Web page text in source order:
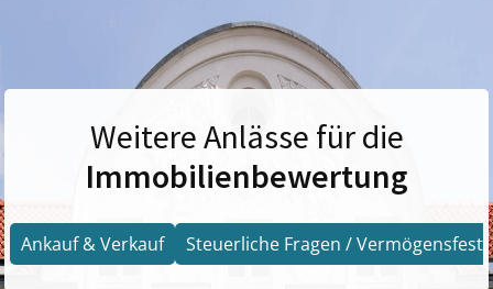
Weitere Anlässe für die
Immobilienbewertung
Ankauf & Verkauf Steuerliche Fragen /